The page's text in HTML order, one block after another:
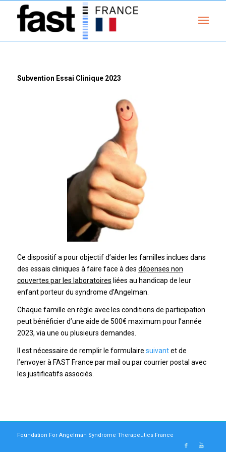
Subvention Essai Clinique 2023
Ce dispositif a pour objectif d’aider les familles inclues dans
des essais cliniques à faire face à des dépenses non
couvertes par les laboratoires liées au handicap de leur
enfant porteur du syndrome d’Angelman.
Chaque famille en règle avec les conditions de participation
peut bénéficier d’une aide de 500€ maximum pour l’année
2023, via une ou plusieurs demandes.
Il est nécessaire de remplir le formulaire suivantet de
l’envoyer à FAST France par mail ou par courrier postal avec
les justificatifs associés.
Foundation For Angelman Syndrome Therapeutics France